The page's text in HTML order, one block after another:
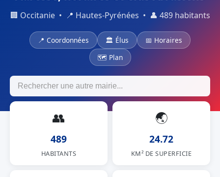
🏢 Occitanie • 📍 Hautes-Pyrénées • 👤 489 habitants
📍 Coordonnées 🏛 Élus
📅 Horaires
🗺 Plan
👥
489
HABITANTS
🌏
24.72
KM² DE SUPERFICIE